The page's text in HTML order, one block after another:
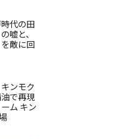
代の田
嘘と、
敵に回
ンモク
で再現
ム キン